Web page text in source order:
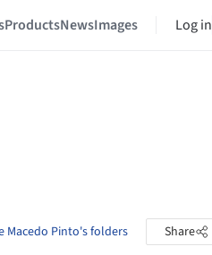
ProductsNewsImages Log in
Macedo Pinto's folders Share